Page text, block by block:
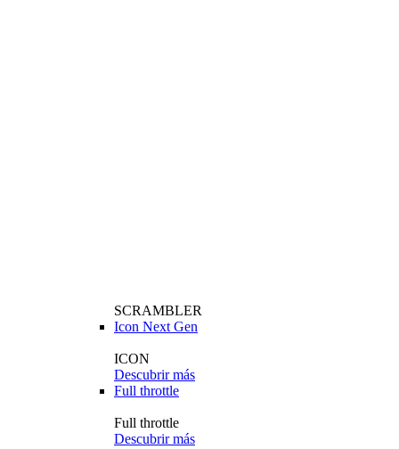
SCRAMBLER
Icon Next Gen
ICON
Descubrir más
Full throttle
Full throttle
Descubrir más